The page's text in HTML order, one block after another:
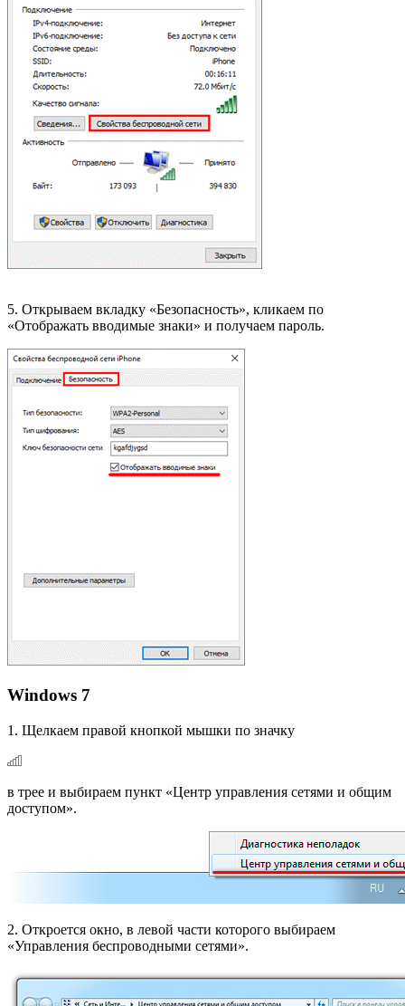
5. Открываем вкладку «Безопасность», кликаем по
«Отображать вводимые знаки» и получаем пароль.
Windows 7
1. Щелкаем правой кнопкой мышки по значку
в трее и выбираем пункт «Центр управления сетями и общим
доступом».
2. Откроется окно, в левой части которого выбираем
«Управления беспроводными сетями».